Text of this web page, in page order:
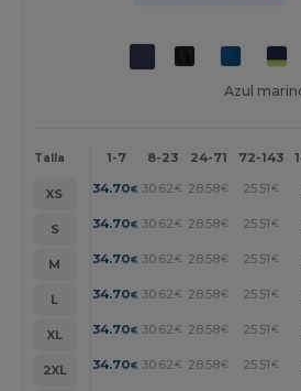
Azul
Talla 1-7 8-23 24-71 72-143
XS 34.70€ 30.62 € 28.58€ 25.51€
S
34.70€ 30.62 € 28.58€ 25.51€
M
34.70€ 30.62 € 28.58€ 25.51€
L
34.70€ 30.62 € 28.58€ 25.51€
XL
34.70€ 30.62 € 28.58€ 25.51€
2XL
34.70€ 30.62 € 28.58€ 25.51€